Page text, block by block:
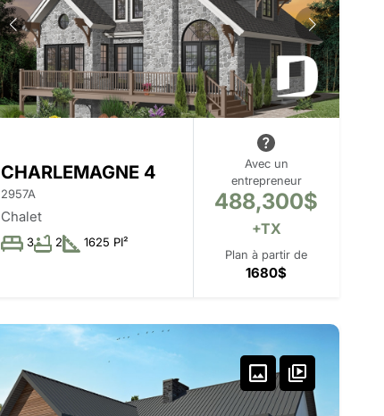
CHARLEMAGNE 4
2957A
Chalet
3 2 1625 PI²
Avec un
entrepreneur
488,300$
+TX
Plan à partir de
1680$